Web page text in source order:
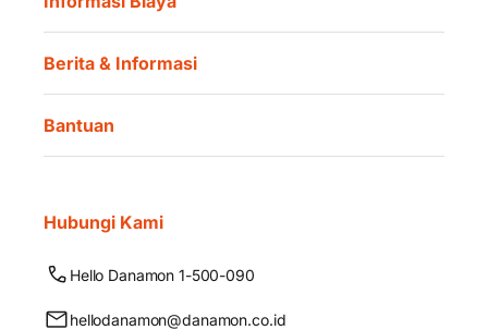
Berita & Informasi
Bantuan
Hubungi Kami
Hello Danamon 1-500-090
hellodanamon@danamon.co.id